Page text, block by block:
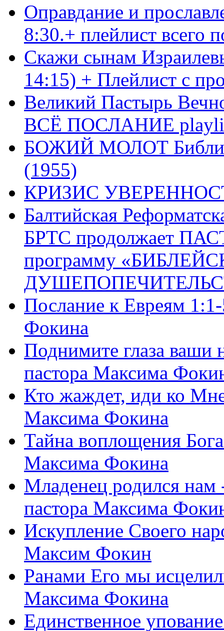
Оправдание и
8:30.+ плейлист
Скажи сынам
14:15) + Плейлист с
Великий Пастырь
ВСЁ ПОСЛАНИЕ
БОЖИЙ МОЛОТ Библия
(1955)
КРИЗИС
Балтийская
БРТС продолжает
программу
Послание к Евреям
Фокина
Поднимите глаза ваши
пастора Максима
Кто жаждет, иди ко
Максима Фокина
Тайна воплощения
Максима Фокина
Младенец родился
пастора Максима
Искупление Своего
Максим Фокин
Ранами Его мы
Максима Фокина
Единственное